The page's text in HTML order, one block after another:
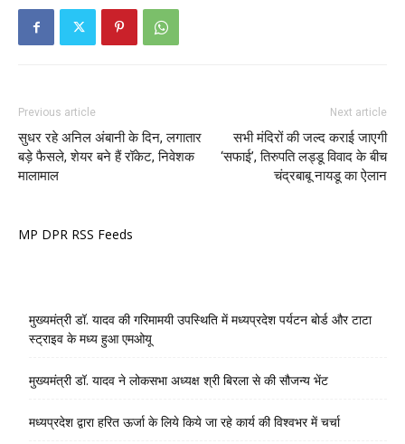
Previous article
सुधर रहे अनिल अंबानी के दिन, लगातार
बड़े फैसले, शेयर बने हैं रॉकेट, निवेशक
मालामाल
Next article
सभी मंदिरों की जल्द कराई जाएगी
‘सफाई’, तिरुपति लड्डू विवाद के बीच
चंद्रबाबू नायडू का ऐलान
MP DPR RSS Feeds
मुख्यमंत्री डॉ. यादव की गरिमामयी उपस्थिति में मध्यप्रदेश पर्यटन बोर्ड और टाटा
स्ट्राइव के मध्य हुआ एमओयू
मुख्यमंत्री डॉ. यादव ने लोकसभा अध्यक्ष श्री बिरला से की सौजन्य भेंट
मध्यप्रदेश द्वारा हरित ऊर्जा के लिये किये जा रहे कार्य की विश्वभर में चर्चा